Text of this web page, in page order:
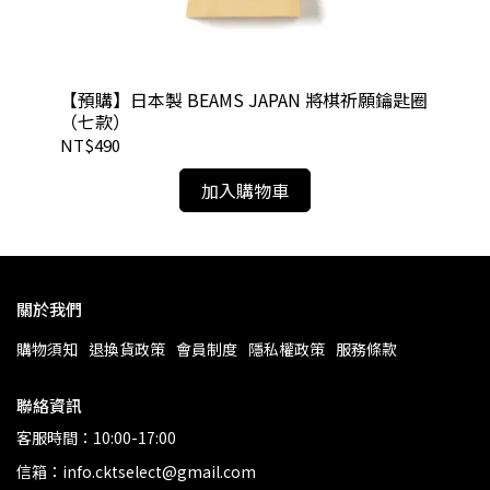
【預購】日本製 BEAMS JAPAN 將棋祈願鑰匙圈
（七款）
NT$490
加入購物車
關於我們
購物須知 退換貨政策 會員制度 隱私權政策 服務條款
聯絡資訊
客服時間：10:00-17:00
信箱：info.cktselect@gmail.com